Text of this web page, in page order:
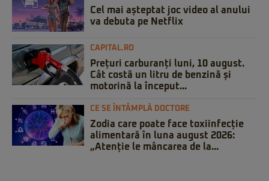
Cel mai așteptat joc video al anului
va debuta pe Netflix
CAPITAL.RO
Prețuri carburanți luni, 10 august.
Cât costă un litru de benzină și
motorină la început...
CE SE ÎNTÂMPLĂ DOCTORE
Zodia care poate face toxiinfecție
alimentară în luna august 2026:
„Atenție le mâncarea de la...